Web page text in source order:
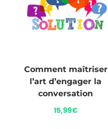
Comment maîtriser
l’art d’engager la
conversation
15,99€